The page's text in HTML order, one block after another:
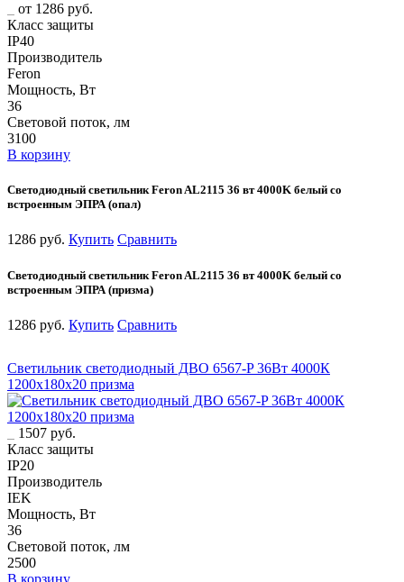
от 1286 руб.
Класс защиты
IP40
Производитель
Feron
Мощность, Вт
36
Световой поток, лм
3100
В корзину
Светодиодный светильник Feron AL2115 36 вт 4000K белый со
встроенным ЭПРА (опал)
1286 руб. Купить Сравнить
Светодиодный светильник Feron AL2115 36 вт 4000K белый со
встроенным ЭПРА (призма)
1286 руб. Купить Сравнить
Светильник светодиодный ДВО 6567-P 36Вт 4000К
1200х180х20 призма
1507 руб.
Класс защиты
IP20
Производитель
IEK
Мощность, Вт
36
Световой поток, лм
2500
В корзину